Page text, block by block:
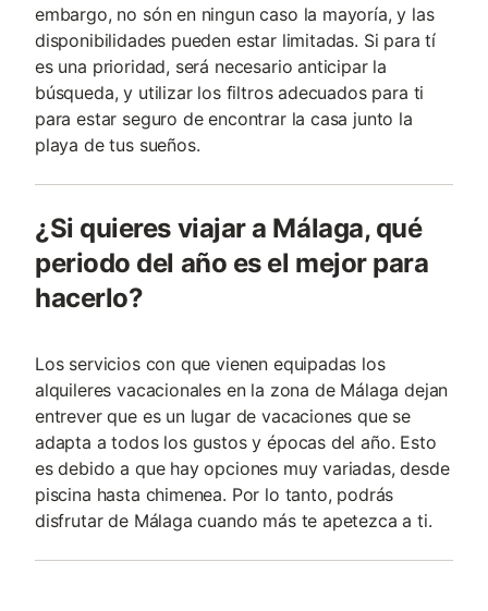
embargo, no són en ningun caso la mayoría, y las
disponibilidades pueden estar limitadas. Si para tí
es una prioridad, será necesario anticipar la
búsqueda, y utilizar los filtros adecuados para ti
para estar seguro de encontrar la casa junto la
playa de tus sueños.
¿Si quieres viajar a Málaga, qué
periodo del año es el mejor para
hacerlo?
Los servicios con que vienen equipadas los
alquileres vacacionales en la zona de Málaga dejan
entrever que es un lugar de vacaciones que se
adapta a todos los gustos y épocas del año. Esto
es debido a que hay opciones muy variadas, desde
piscina hasta chimenea. Por lo tanto, podrás
disfrutar de Málaga cuando más te apetezca a ti.